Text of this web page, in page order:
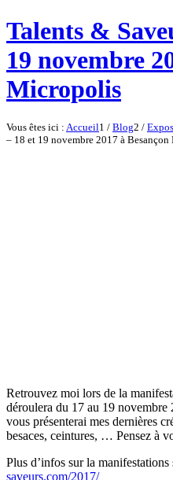
Talents &
19 novembre
Micropolis
Vous êtes ici : Accueil1 / Blog2 /
– 18 et 19 novembre 2017 à Besançon
Retrouvez moi lors de la
déroulera du 17 au 19
vous présenterai mes dernières
besaces, ceintures, … Pensez à
Plus d’infos sur la manifestations
saveurs.com/2017/